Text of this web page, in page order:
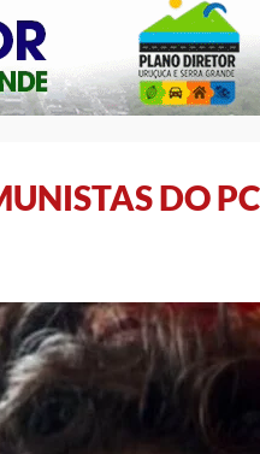
DO